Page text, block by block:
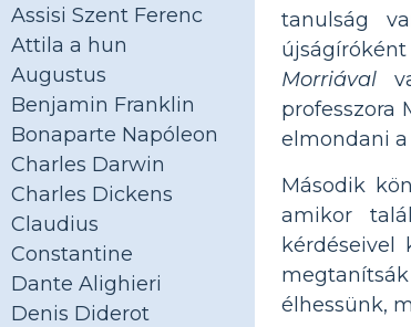
Assisi Szent Ferenc
Attila a hun
Augustus
Benjamin Franklin
Bonaparte Napóleon
Charles Darwin
Charles Dickens
Claudius
Constantine
Dante Alighieri
Denis Diderot
tanulság
Morriával
professzora
elmondani
Második
amikor
kérdéseivel
élhessünk,